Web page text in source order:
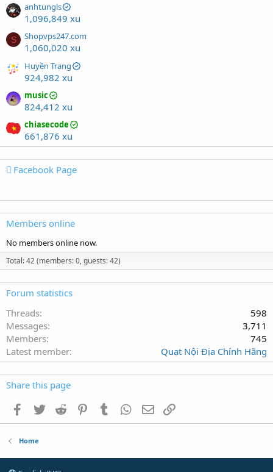
anhtungls
1,096,849 xu
S Shopvps247.com
1,060,020 xu
Huyền Trang
924,982 xu
music
824,412 xu
chiasecode
661,876 xu
Facebook Page
Members online
No members online now.
Total: 42 (members: 0, guests: 42)
Forum statistics
Threads
598
Messages
3,711
Members
745
Latest member
Quạt Nội Địa Chính Hãng
Share this page
Facebook
Twitter Reddit PinterestTumblr WhatsApp
Email
Home